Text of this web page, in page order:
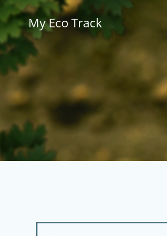
Skip
to
contentMy Eco Track